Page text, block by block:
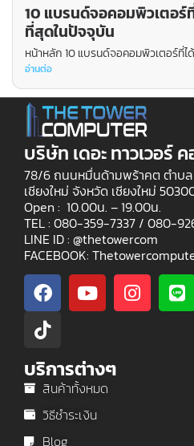
10 แบรนด์จอคอมพิวเตอร์
ที่สุดในปัจจุบัน
หน้าหลัก 10 แบรนด์จอคอมพิวเตอร์ที่ไ
อ่านต่อ
บริษัท เดอะ ทาวเวอร์
78/6 ถนนหมื่นด้ามพร้าคต ตำบล
เชียงใหม่ จังหวัด เชียงใหม่
Open : 10.00น. – 19.00น.
TEL : 080-359-7337 / 080-
LINE ID : @thetowercom
FACEBOOK:
บริการต่างๆ
สินค้าทั้งหมด
วิธีชำระเงิน
Blog